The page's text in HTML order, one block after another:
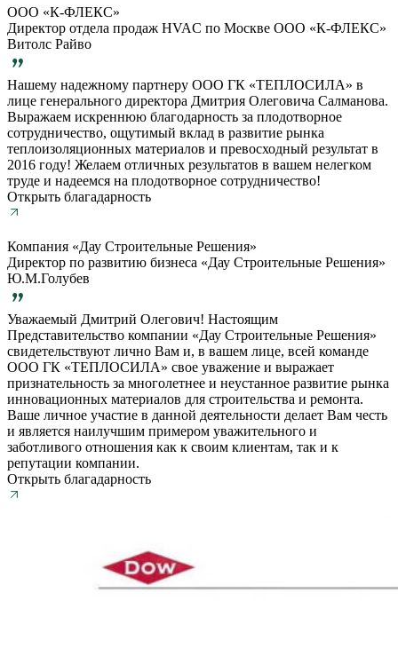
ООО «К-ФЛЕКС»
Директор отдела продаж HVAC по Москве ООО «К-ФЛЕКС»
Витолс Райво
Нашему надежному партнеру ООО ГК «ТЕПЛОСИЛА» в
лице генерального директора Дмитрия Олеговича Салманова.
Выражаем искреннюю благодарность за плодотворное
сотрудничество, ощутимый вклад в развитие рынка
теплоизоляционных материалов и превосходный результат в
2016 году! Желаем отличных результатов в вашем нелегком
труде и надеемся на плодотворное сотрудничество!
Открыть благадарность
Компания «Дау Строительные Решения»
Директор по развитию бизнеса «Дау Строительные Решения»
Ю.М.Голубев
Уважаемый Дмитрий Олегович! Настоящим
Представительство компании «Дау Строительные Решения»
свидетельствуют лично Вам и, в вашем лице, всей команде
ООО ГК «ТЕПЛОСИЛА» свое уважение и выражает
признательность за многолетнее и неустанное развитие рынка
инновационных материалов для строительства и ремонта.
Ваше личное участие в данной деятельности делает Вам честь
и является наилучшим примером уважительного и
заботливого отношения как к своим клиентам, так и к
репутации компании.
Открыть благадарность